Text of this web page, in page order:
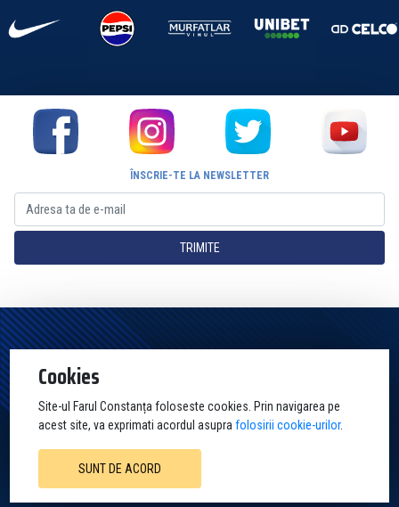
ÎNSCRIE-TE LA NEWSLETTER
TRIMITE
Cookies
Site-ul Farul Constanța foloseste cookies. Prin navigarea pe
acest site, va exprimati acordul asuprafolosirii cookie-urilor.
SUNT DE ACORD